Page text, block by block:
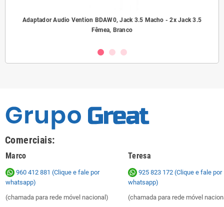
Adaptador Audio Vention BDAW0, Jack 3.5 Macho - 2x Jack 3.5
Fêmea, Branco
Comerciais:
Marco Teresa
960 412 881 (Clique e fale por
whatsapp)
(chamada para rede móvel nacional)
925 823 172 (Clique e fale por
whatsapp)
(chamada para rede móvel